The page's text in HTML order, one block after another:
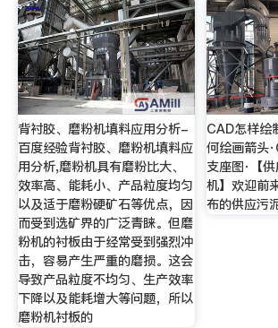
背衬胶、磨粉机填料应用分析-
百度经验背衬胶、磨粉机填料应
用分析,磨粉机具有磨粉比大、
效率高、能耗小、产品粒度均匀
以及适于磨粉硬矿石等优点，因
而受到选矿界的广泛青睐。但磨
粉机的衬板由于经常受到强烈冲
击，容易产生严重的磨损。这会
导致产品粒度不均匀、生产效率
下降以及能耗增大等问题，所以
磨粉机衬板的
CAD怎样绘
何绘画箭头
支座图·【
机】欢迎前
布的供应污